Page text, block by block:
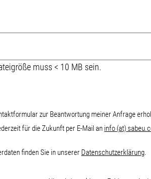
muss < 10 MB sein.
zur Beantwortung meiner Anfrage
für die Zukunft per E-Mail an info (at)
finden Sie in unserer Datenschutzerklärung.